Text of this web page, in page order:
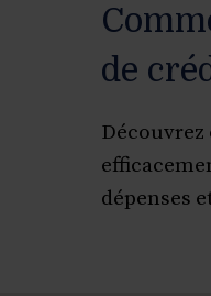
de
Découvrez
dépenses